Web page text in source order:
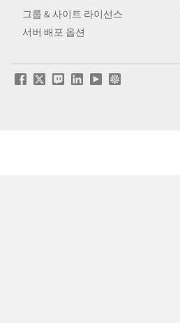
그룹 & 사이트 라이선스
서버 배포 옵션